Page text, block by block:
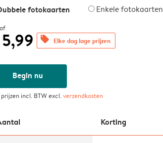
fotokaarten Enkele fotokaarten
offers Elke dag lage prijzen
Begin nu
incl. BTW excl.verzendkosten
Korting